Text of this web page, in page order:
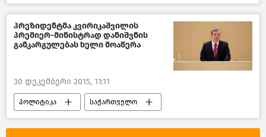
პრეზიდენტმა კვირიკაშვილის
პრემიერ-მინისტრად დანიშვნის
განკარგულებას ხელი მოაწერა
30 დეკემბერი 2015, 11:11
პოლიტიკა საქართველო